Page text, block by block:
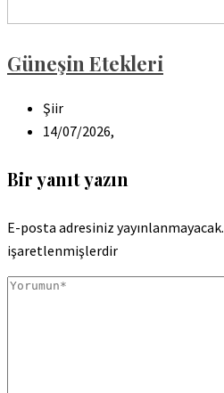
Güneşin Etekleri
Şiir
14/07/2026,
Bir yanıt yazın
E-posta adresiniz yayınlanmayacak.
işaretlenmişlerdir